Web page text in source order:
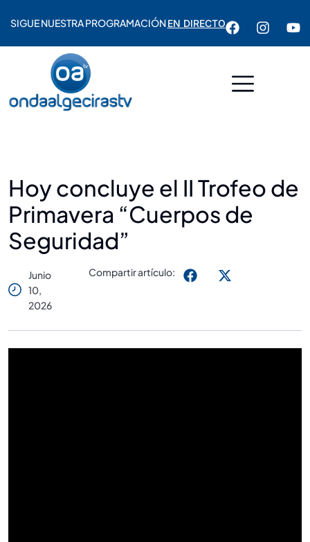
SIGUE NUESTRA PROGRAMACIÓNEN DIRECTO
Hoy concluye el II Trofeo de
Primavera “Cuerpos de
Seguridad”
Junio
10,
2026
Compartir artículo: